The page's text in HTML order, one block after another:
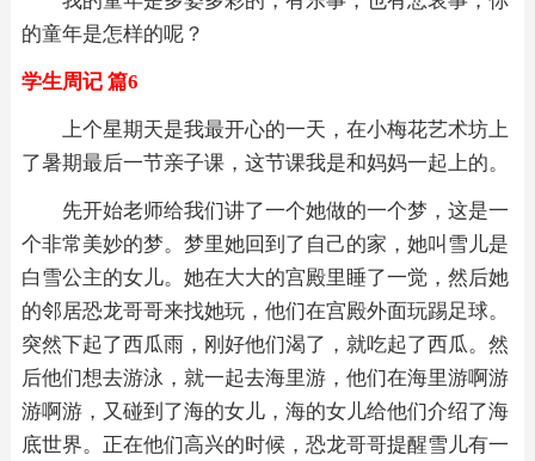
的童年是怎样的呢？
学生周记 篇6
上个星期天是我最开心的一天，在小梅花艺术坊上
了暑期最后一节亲子课，这节课我是和妈妈一起上的。
先开始老师给我们讲了一个她做的一个梦，这是一
个非常美妙的梦。梦里她回到了自己的家，她叫雪儿是
白雪公主的女儿。她在大大的宫殿里睡了一觉，然后她
的邻居恐龙哥哥来找她玩，他们在宫殿外面玩踢足球。
突然下起了西瓜雨，刚好他们渴了，就吃起了西瓜。然
后他们想去游泳，就一起去海里游，他们在海里游啊游
游啊游，又碰到了海的女儿，海的女儿给他们介绍了海
底世界。正在他们高兴的时候，恐龙哥哥提醒雪儿有一